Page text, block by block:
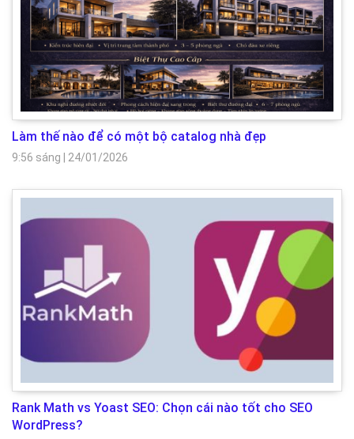
Làm thế nào để có một bộ catalog nhà đẹp
9:56 sáng | 24/01/2026
Rank Math vs Yoast SEO: Chọn cái nào tốt cho SEO
WordPress?